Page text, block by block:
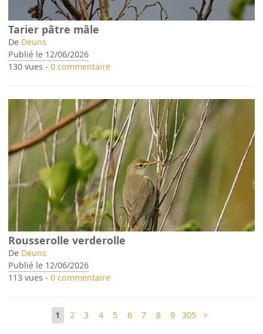
Tarier pâtre mâle
De Deuns
Publié le 12/06/2026
130 vues -0 commentaire
Rousserolle verderolle
De Deuns
Publié le 12/06/2026
113 vues -0 commentaire
1 2 3 4 5 6 7 8 9 305 >